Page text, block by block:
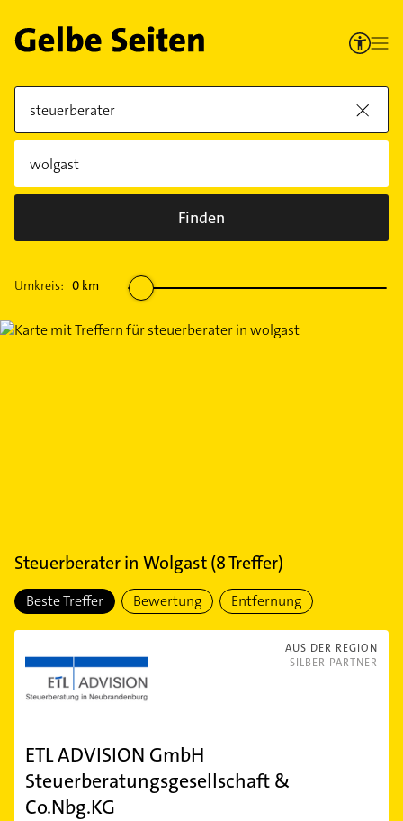
Finden
Umkreis: 0 km
Steuerberaterin Wolgast(8Treffer)
Beste Treffer Bewertung Entfernung
AUS DER REGION
SILBER PARTNER
ETL ADVISION GmbH
Steuerberatungsgesellschaft &
Co.Nbg.KG